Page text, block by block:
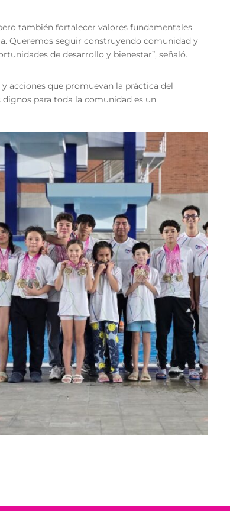
también fortalecer valores fundamentales
Queremos seguir construyendo comunidad y
de desarrollo y bienestar”, señaló.
acciones que promuevan la práctica del
para toda la comunidad es un